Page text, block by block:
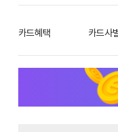
카드혜택 카드사